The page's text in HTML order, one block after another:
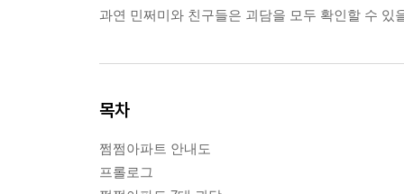
과연 민쩌미와 친구들은 괴담을 모두 확인할 수 있
목차
쩜쩜아파트 안내도
프롤로그